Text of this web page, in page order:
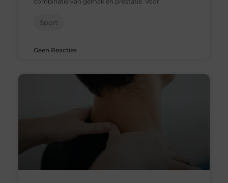
Sport
Geen Reacties